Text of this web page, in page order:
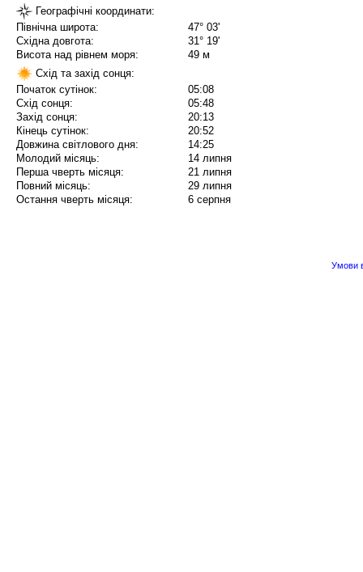
Географічні координати:
Північна широта:
47° 03'
Східна довгота:
31° 19'
Висота над рівнем моря:
49 м
Схід та захід сонця:
Початок сутінок:
05:08
Схід сонця:
05:48
Захід сонця:
20:13
Кінець сутінок:
20:52
Довжина світлового дня:
14:25
Молодий місяць:
14 липня
Перша чверть місяця:
21 липня
Повний місяць:
29 липня
Остання чверть місяця:
6 серпня
Умови